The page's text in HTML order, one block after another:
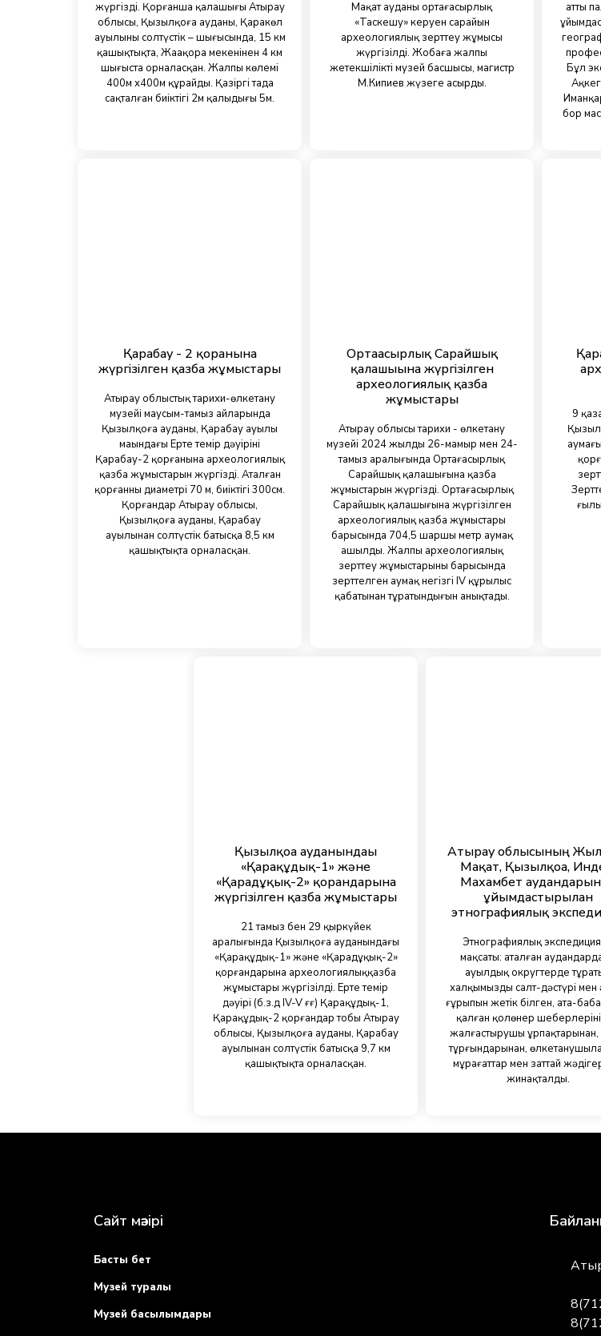
жүргізді. Қорғанша қалашығы Атырау
облысы, Қызылқоға ауданы, Қаракөл
ауылының солтүстік – шығысында, 15 км
қашықтықта, Жаңақора мекенінен 4 км
шығыста орналасқан. Жалпы көлемі
400м х400м құрайды. Қазіргі таңда
сақталған биіктігі 2м қалыңдығы 5м.
Мақат ауданы ортағасырлық
«Таскешу» керуен сарайын
археологиялық зерттеу жұмысы
жүргізілді. Жобаға жалпы
жетекшілікті музей басшысы, магистр
М.Кипиев жүзеге асырды.
атты
Бұл
бор
Қарабау - 2 қорғанына
жүргізілген қазба жұмыстары
Атырау облыстық тарихи-өлкетану
музейі маусым-тамыз айларында
Қызылқоға ауданы, Қарабау ауылы
маңындағы Ерте темір дәуірінің
Қарабау-2 қорғанына археологиялық
қазба жұмыстарын жүргізді. Аталған
қорғанның диаметрі 70 м, биіктігі 300см.
Қорғандар Атырау облысы,
Қызылқоға ауданы, Қарабау
ауылынан солтүстік батысқа 8,5 км
қашықтықта орналасқан.
Ортағасырлық Сарайшық
қалашығына жүргізілген
археологиялық қазба
жұмыстары
Атырау облысы тарихи - өлкетану
музейі 2024 жылдың 26-мамыр мен 24-
тамыз аралығында Ортағасырлық
Сарайшық қалашығына қазба
жұмыстарын жүргізді. Ортағасырлық
Сарайшық қалашығына жүргізілген
археологиялық қазба жұмыстары
барысында 704,5 шаршы метр аумақ
ашылды. Жалпы археологиялық
зерттеу жұмыстарының барысында
зерттелген аумақ негізгі ІV құрылыс
қабатынан тұратындығын анықтады.
9
Қызылқоға ауданындағы
«Қарақұдық-1» және
«Қарадұқық-2» қорғандарына
жүргізілген қазба жұмыстары
21 тамыз бен 29 қыркүйек
аралығында Қызылқоға ауданындағы
«Қарақұдық-1» және «Қарадұқық-2»
қорғандарына археологиялыққазба
жұмыстары жүргізілді. Ерте темір
дәуірі (б.з.д IV-V ғғ) Қарақұдық-1,
Қарақұдық-2 қорғандар тобы Атырау
облысы, Қызылқоға ауданы, Қарабау
ауылынан солтүстік батысқа 9,7 км
қашықтықта орналасқан.
Атырау облысының
Мақат, Қызылқоға,
Махамбет
ұйымдастырылған
этнографиялық
Этнографиялық
мақсаты: аталған
ауылдық округтерде
халқымыздың салт-дәстүрі мен
ғұрыпын жетік білген, ата-
қалған қолөнер шеберлерінің
жалғастырушы
тұрғындарынан,
мұрағаттар мен заттай
жинақталды.
Сайт мәзірі
Басты бет
Музей туралы
Музей басылымдары